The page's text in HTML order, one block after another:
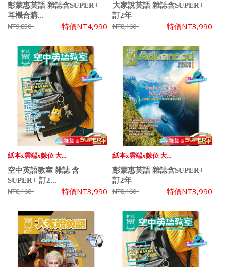
彭蒙惠英語 雜誌含SUPER+
耳機合購...
NT9,850 特價NT4,990
大家說英語 雜誌含SUPER+
訂2年
NT8,160 特價NT3,990
紙本x雲端x數位 大...
空中英語教室 雜誌 含
SUPER+ 訂2...
NT8,160 特價NT3,990
紙本x雲端x數位 大...
彭蒙惠英語 雜誌含SUPER+
訂2年
NT8,160 特價NT3,990